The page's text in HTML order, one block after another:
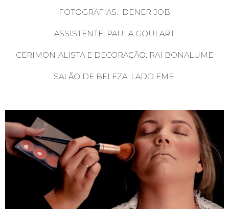
FOTOGRAFIAS: DENER JOB
ASSISTENTE: PAULA GOULART
CERIMONIALISTA E DECORAÇÃO: RAI BONALUME
SALÃO DE BELEZA: LADO EME